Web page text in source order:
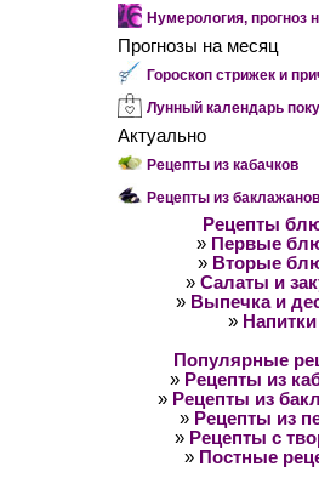
Нумерология, прогноз
Прогнозы на месяц
Гороскоп стрижек и
Лунный календарь
Актуально
Рецепты из кабачков
Рецепты из баклажанов
Рецепты
» Первые
» Вторые
» Салаты и
» Выпечка и
» Напитки
Популярные
» Рецепты из
» Рецепты из
» Рецепты из
» Рецепты с
» Постные